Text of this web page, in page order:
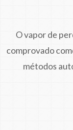
O vapor de
comprovado
métodos